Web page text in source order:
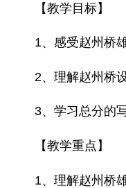
【教学目标】
1、感受赵州桥
2、理解赵州桥
3、学习总分的
【教学重点】
1、理解赵州桥